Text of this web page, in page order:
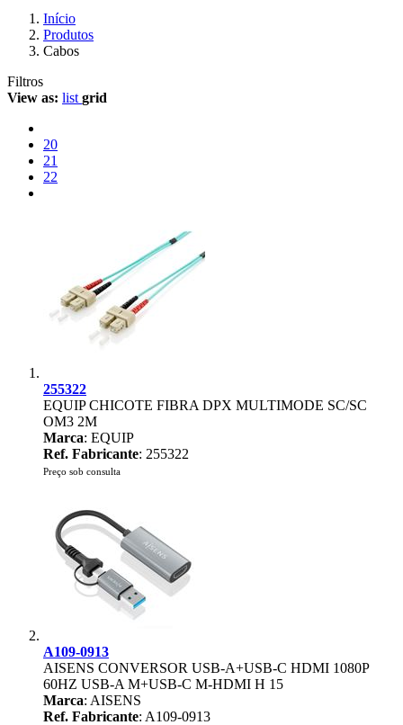
Início
Produtos
Cabos
Filtros
View as: list grid
20
21
22
255322
EQUIP CHICOTE FIBRA DPX MULTIMODE SC/SC
OM3 2M
Marca: EQUIP
Ref. Fabricante: 255322
Preço sob consulta
A109-0913
AISENS CONVERSOR USB-A+USB-C HDMI 1080P
60HZ USB-A M+USB-C M-HDMI H 15
Marca: AISENS
Ref. Fabricante: A109-0913